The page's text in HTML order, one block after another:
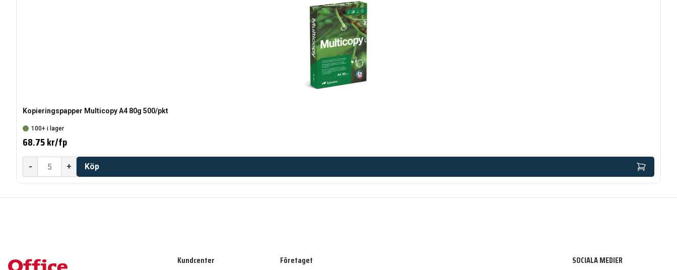
Kopieringspapper Multicopy A4 80g 500/pkt
100+ i lager
68.75 kr/fp
- + Köp
Kundcenter Företaget SOCIALA MEDIER